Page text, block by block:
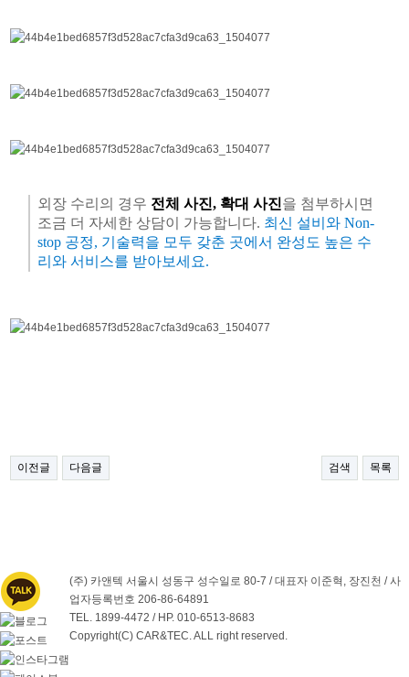
외장 수리의 경우 전체 사진, 확대 사진을 첨부하시면
조금 더 자세한 상담이 가능합니다. 최신 설비와 Non-
stop 공정, 기술력을 모두 갖춘 곳에서 완성도 높은 수
리와 서비스를 받아보세요.
이전글 다음글 검색 목록
(주) 카앤텍 서울시 성동구 성수일로 80-7 /대표자 이준혁, 장진천 /사
업자등록번호 206-86-64891
TEL. 1899-4472 / HP. 010-6513-8683
Copyright(C) CAR&TEC. ALL right reserved.